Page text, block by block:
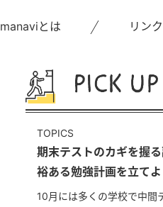
manaviとは リン
TOPICS
期末テストのカギを握
裕ある勉強計画を立てよ
10月には多くの学校で中間